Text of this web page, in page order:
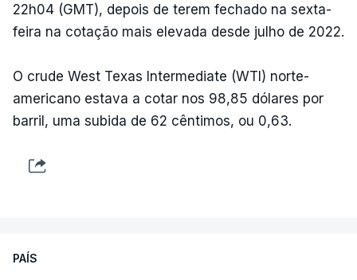
22h04 (GMT), depois de terem fechado na sexta-
feira na cotação mais elevada desde julho de 2022.
O crude West Texas Intermediate (WTI) norte-
americano estava a cotar nos 98,85 dólares por
barril, uma subida de 62 cêntimos, ou 0,63.
PAÍS